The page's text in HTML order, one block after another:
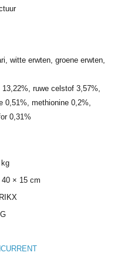
witte erwten, groene erwten,
ruwe celstof 3,57%,
0,51%, methionine 0,2%,
0,31%
kg
× 15 cm